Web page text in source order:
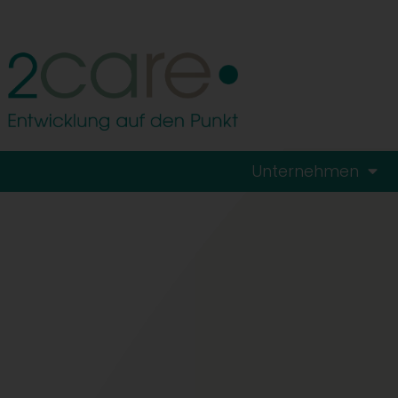
Unternehmen